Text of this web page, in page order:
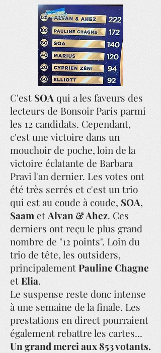
C'est SOA qui a les faveurs des
lecteurs de Bonsoir Paris parmi
les 12 candidats. Cependant,
c'est une victoire dans un
mouchoir de poche, loin de la
victoire éclatante de Barbara
Pravi l'an dernier. Les votes ont
été très serrés et c'est un trio
qui est au coude à coude, SOA,
Saam etAlvan & Ahez. Ces
derniers ont reçu le plus grand
nombre de "12 points". Loin du
trio de tête, les outsiders,
principalementPauline Chagne
etElia.
Le suspense reste donc intense
à une semaine de la finale. Les
prestations en direct pourraient
également rebattre les cartes...
Un grand merci aux 853 votants.